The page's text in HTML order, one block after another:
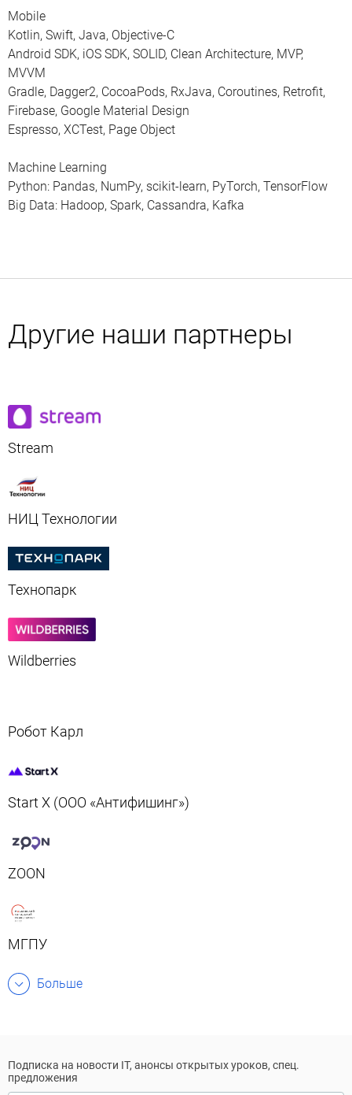
Mobile
Kotlin, Swift, Java, Objective-C
Android SDK, iOS SDK, SOLID, Clean Architecture, MVP,
MVVM
Gradle, Dagger2, CocoaPods, RxJava, Coroutines, Retrofit,
Firebase, Google Material Design
Espresso, XCTest, Page Object
Machine Learning
Python: Pandas, NumPy, scikit-learn, PyTorch, TensorFlow
Big Data: Hadoop, Spark, Cassandra, Kafka
Другие наши партнеры
Stream
НИЦ Технологии
Технопарк
Wildberries
Робот Карл
Start X (ООО «Антифишинг»)
ZOON
МГПУ
Больше
Подписка на новости IT, анонсы открытых уроков, спец.
предложения